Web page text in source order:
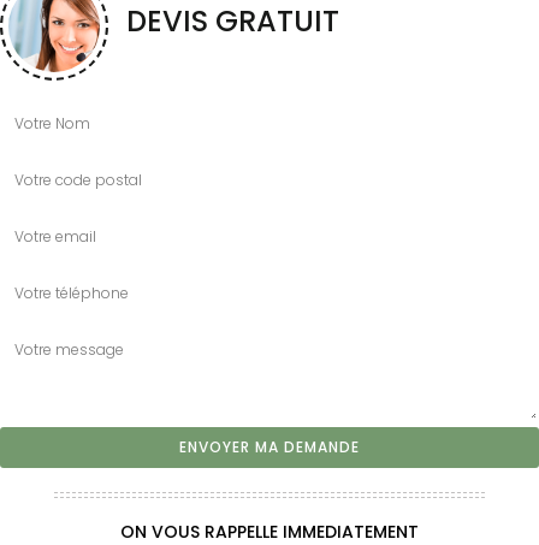
DEVIS GRATUIT
ON VOUS RAPPELLE IMMEDIATEMENT